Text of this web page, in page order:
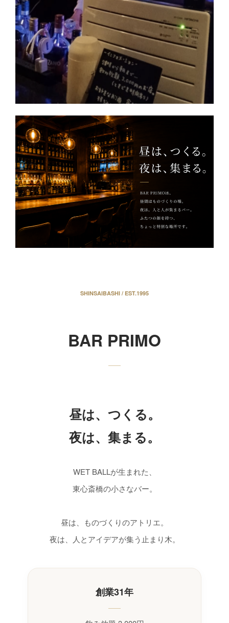
SHINSAIBASHI / EST.1995
BAR PRIMO
昼は、つくる。
夜は、集まる。
WET BALLが生まれた、
東心斎橋の小さなバー。
昼は、ものづくりのアトリエ。
夜は、人とアイデアが集う止まり木。
創業31年